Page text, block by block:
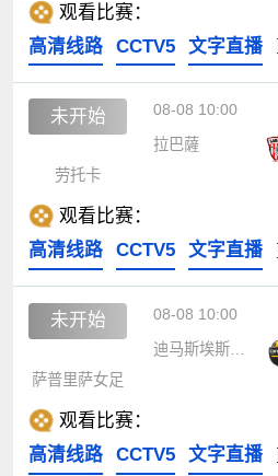
观看比赛：
高清线路
CCTV5 文字直播
未开始 08-08 10:00
拉巴薩
劳托卡
观看比赛：
高清线路
CCTV5 文字直播
未开始 08-08 10:00
迪马斯埃斯卡苏女足
萨普里萨女足
观看比赛：
高清线路
CCTV5 文字直播